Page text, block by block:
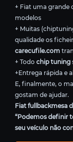
+ Fiat uma grande
modelos
+ Muitas
qualidade os
carecufile.com
+ Todo chip tuning
+Entrega rápida e
E, finalmente, o
gostam de ajudar.
Fiat fullbackmesa
“Podemos definir
seu veículo não